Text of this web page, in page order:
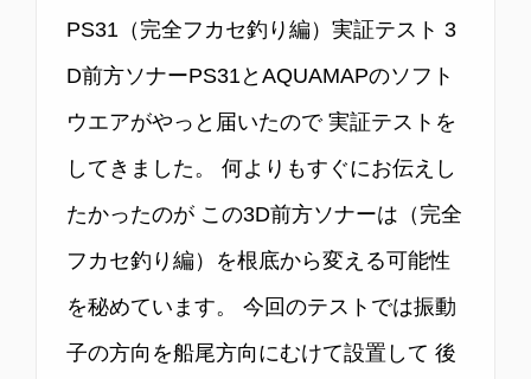
PS31（完全フカセ釣り編）実証テスト 3
D前方ソナーPS31とAQUAMAPのソフト
ウエアがやっと届いたので 実証テストを
してきました。 何よりもすぐにお伝えし
たかったのが この3D前方ソナーは（完全
フカセ釣り編）を根底から変える可能性
を秘めています。 今回のテストでは振動
子の方向を船尾方向にむけて設置して 後